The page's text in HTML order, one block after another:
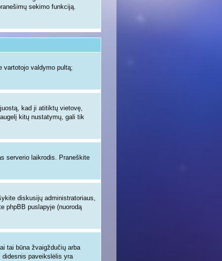
sekimo funkciją.
vartotojo valdymo pultą;
kad ji atitiktų vietovę,
kitų nustatymų, gali tik
serverio laikrodis. Praneškite
diskusijų administratoriaus,
phpBB puslapyje (nuorodą
tai būna žvaigždučių arba
paveikslėlis yra